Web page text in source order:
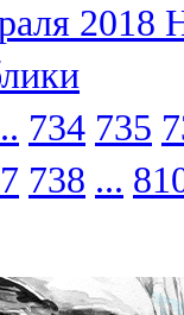
2018
734 735
738 ...